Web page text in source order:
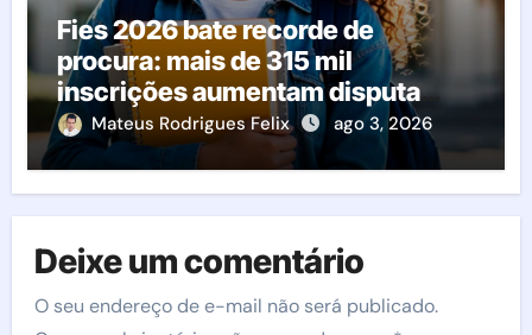
Fies 2026 bate recorde de
procura: mais de 315 mil
inscrições aumentam disputa
pelas vagas; veja o que acontece
agora
Mateus Rodrigues Felix ago 3, 2026
Deixe um comentário
O seu endereço de e-mail não será publicado.